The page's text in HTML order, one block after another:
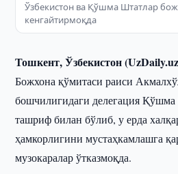
Ўзбекистон ва Қўшма Штатлар
кенгайтирмоқда
Тошкент, Ўзбекистон
Божхона қўмитаси раиси
бошчилигидаги делегация
ташриф билан бўлиб, у ерда
ҳамкорлигини мустаҳкамлашга
музокаралар ўтказмоқда.